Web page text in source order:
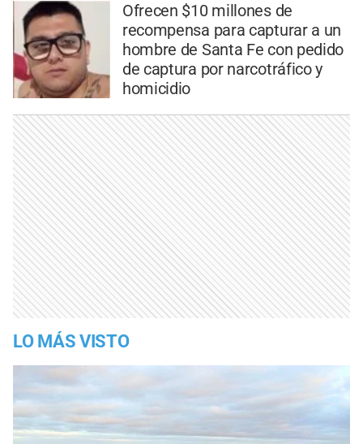
Ofrecen $10 millones de
recompensa para capturar a un
hombre de Santa Fe con pedido
de captura por narcotráfico y
homicidio
LO MÁS VISTO